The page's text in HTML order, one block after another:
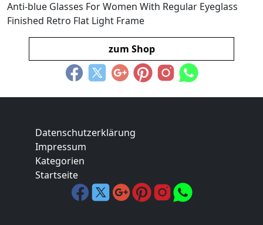
Anti-blue Glasses For Women With Regular Eyeglass
Finished Retro Flat Light Frame
zum Shop
Datenschutzerklärung
Impressum
Kategorien
Startseite